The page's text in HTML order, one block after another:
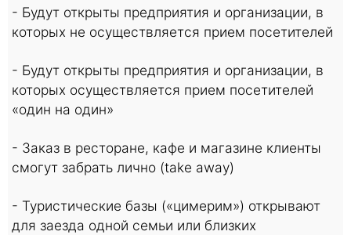
- Будут открыты предприятия и организации, в
которых не осуществляется прием посетителей
- Будут открыты предприятия и организации, в
которых осуществляется прием посетителей
«один на один»
- Заказ в ресторане, кафе и магазине клиенты
смогут забрать лично (take away)
- Туристические базы («цимерим») открывают
для заезда одной семьи или близких